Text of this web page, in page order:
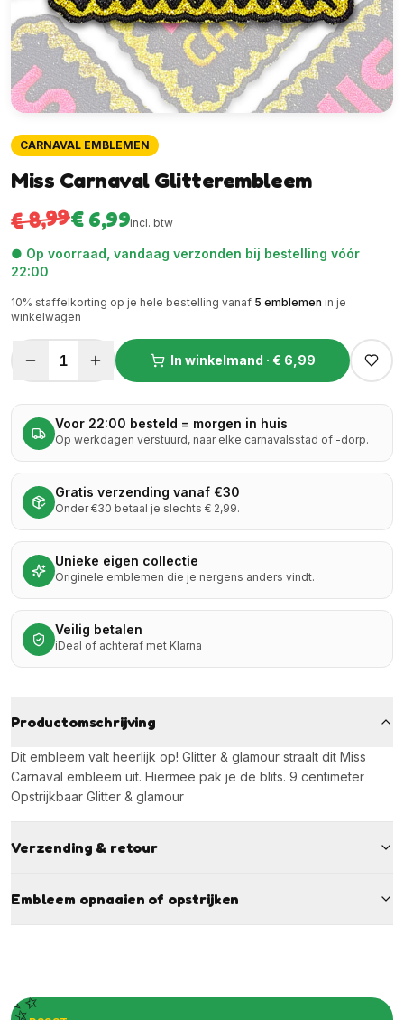
CARNAVAL EMBLEMEN
Miss Carnaval Glitterembleem
€ 8,99€ 6,99incl. btw
● Op voorraad, vandaag verzonden bij bestelling vóór
22:00
10% staffelkorting op je hele bestelling vanaf 5 emblemen in je
winkelwagen
1 In winkelmand · € 6,99
Voor 22:00 besteld = morgen in huis
Op werkdagen verstuurd, naar elke carnavalsstad of -dorp.
Gratis verzending vanaf €30
Onder €30 betaal je slechts € 2,99.
Unieke eigen collectie
Originele emblemen die je nergens anders vindt.
Veilig betalen
iDeal of achteraf met Klarna
Productomschrijving
Dit embleem valt heerlijk op! Glitter & glamour straalt dit Miss
Carnaval embleem uit. Hiermee pak je de blits. 9 centimeter
Opstrijkbaar Glitter & glamour
Verzending & retour
Embleem opnaaien of opstrijken